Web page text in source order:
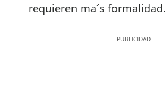
requieren ma´s formalidad.